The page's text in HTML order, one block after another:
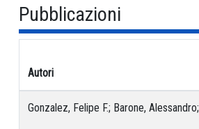
Pubblicazioni
Autori
Gonzalez, Felipe F.; Barone,